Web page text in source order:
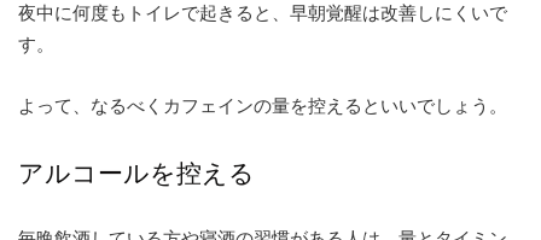
夜中に何度もトイレで起きると、早朝覚醒は改善しにくいで
す。
よって、なるべくカフェインの量を控えるといいでしょう。
アルコールを控える